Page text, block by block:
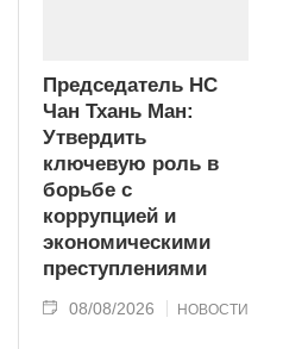
Председатель НС
Чан Тхань Ман:
Утвердить
ключевую роль в
борьбе с
коррупцией и
экономическими
преступлениями
08/08/2026 НОВОСТИ